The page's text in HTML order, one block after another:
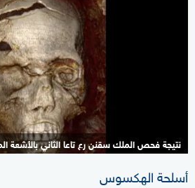
نتيجة فحص الملك سقنن رع تاعا الثاني بالأشعة
أسلحة الهكسوس